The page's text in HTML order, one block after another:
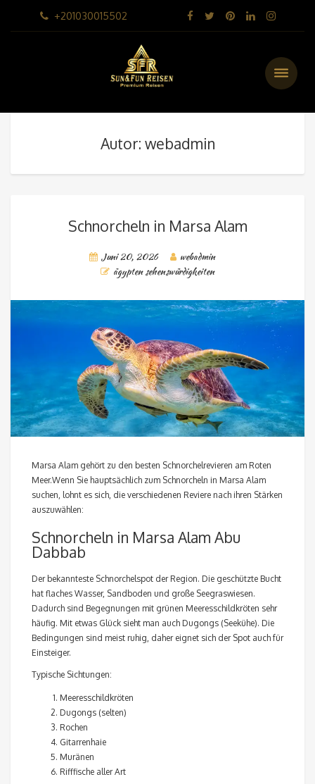
+201030015502
Autor: webadmin
Schnorcheln in Marsa Alam
Juni 20, 2026
webadmin
ägypten sehenswürdigkeiten
Marsa Alam gehört zu den besten Schnorchelrevieren am Roten
Meer.Wenn Sie hauptsächlich zum Schnorcheln in Marsa Alam
suchen, lohnt es sich, die verschiedenen Reviere nach ihren Stärken
auszuwählen:
Schnorcheln in Marsa Alam Abu
Dabbab
Der bekannteste Schnorchelspot der Region. Die geschützte Bucht
hat flaches Wasser, Sandboden und große Seegraswiesen.
Dadurch sind Begegnungen mit grünen Meeresschildkröten sehr
häufig. Mit etwas Glück sieht man auch Dugongs (Seekühe). Die
Bedingungen sind meist ruhig, daher eignet sich der Spot auch für
Einsteiger.
Typische Sichtungen:
Meeresschildkröten
Dugongs (selten)
Rochen
Gitarrenhaie
Muränen
Rifffische aller Art